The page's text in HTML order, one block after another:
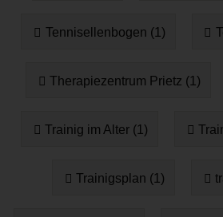
Tennisellenbogen (1)
Therapiezentrum Prietz (1)
Trainig im Alter (1)
Trainigsplan (1)